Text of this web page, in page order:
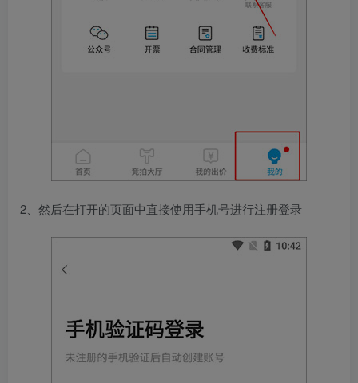
2、然后在打开的页面中直接使用手机号进行注册登录